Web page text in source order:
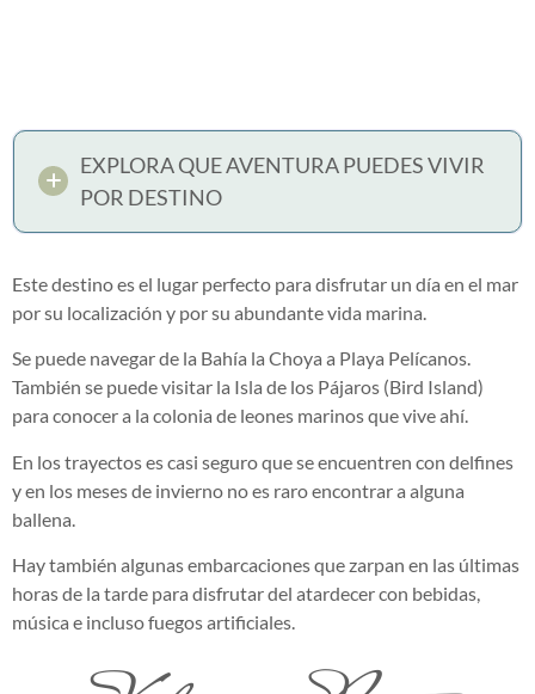
EXPLORA QUE AVENTURA PUEDES VIVIR
POR DESTINO
Este destino es el lugar perfecto para disfrutar un día en el mar
por su localización y por su abundante vida marina.
Se puede navegar de la Bahía la Choya a Playa Pelícanos.
También se puede visitar la Isla de los Pájaros (Bird Island)
para conocer a la colonia de leones marinos que vive ahí.
En los trayectos es casi seguro que se encuentren con delfines
y en los meses de invierno no es raro encontrar a alguna
ballena.
Hay también algunas embarcaciones que zarpan en las últimas
horas de la tarde para disfrutar del atardecer con bebidas,
música e incluso fuegos artificiales.